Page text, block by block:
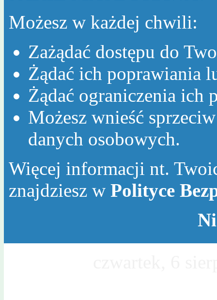
Możesz w każdej chwili:
Zażądać dostępu do
Żądać ich poprawiania
Żądać ograniczenia ich
Możesz wnieść
danych osobowych.
Więcej informacji nt.
znajdziesz w Polityce